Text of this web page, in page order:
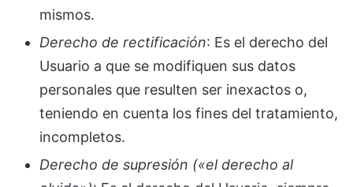
mismos.
Derecho de rectificación: Es el derecho del
Usuario a que se modifiquen sus datos
personales que resulten ser inexactos o,
teniendo en cuenta los fines del tratamiento,
incompletos.
Derecho de supresión («el derecho al